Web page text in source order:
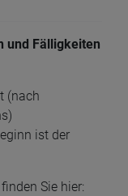
und Fälligkeiten
(nach
ist der
Sie hier: